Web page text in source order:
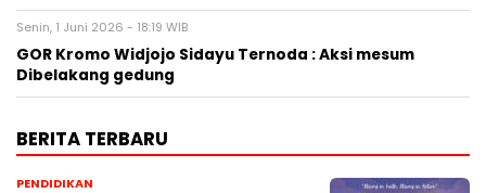
Senin, 1 Juni 2026 - 18:19 WIB
GOR Kromo Widjojo Sidayu Ternoda : Aksi mesum
Dibelakang gedung
BERITA TERBARU
PENDIDIKAN